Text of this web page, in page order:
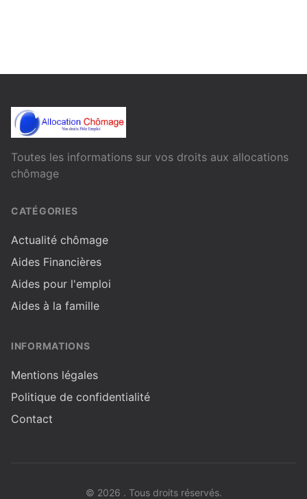
Toutes les informations sur vos droits aux allocations
chômage
CATÉGORIES
Actualité chômage
Aides Financières
Aides pour l'emploi
Aides à la famille
INFORMATIONS
Mentions légales
Politique de confidentialité
Contact
© 2026 . Tous droits réservés.